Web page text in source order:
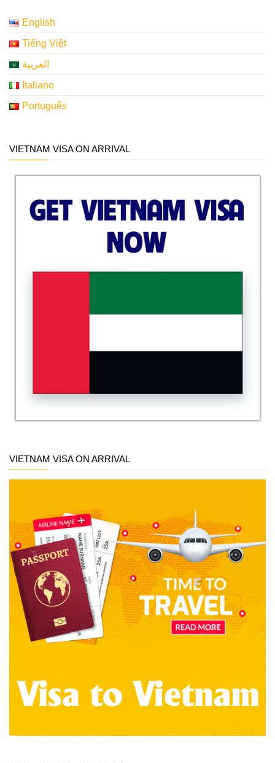
English
Tiếng Việt
العربية
Italiano
Português
VIETNAM VISA ON ARRIVAL
VIETNAM VISA ON ARRIVAL